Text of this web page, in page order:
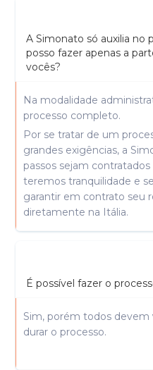
A Simonato só auxilia no
posso fazer apenas a
vocês?
Na modalidade
processo completo.
Por se tratar de um
grandes exigências, a
passos sejam
teremos tranquilidade e
garantir em contrato seu
diretamente na Itália.
É possível fazer o
Sim, porém todos devem
durar o processo.